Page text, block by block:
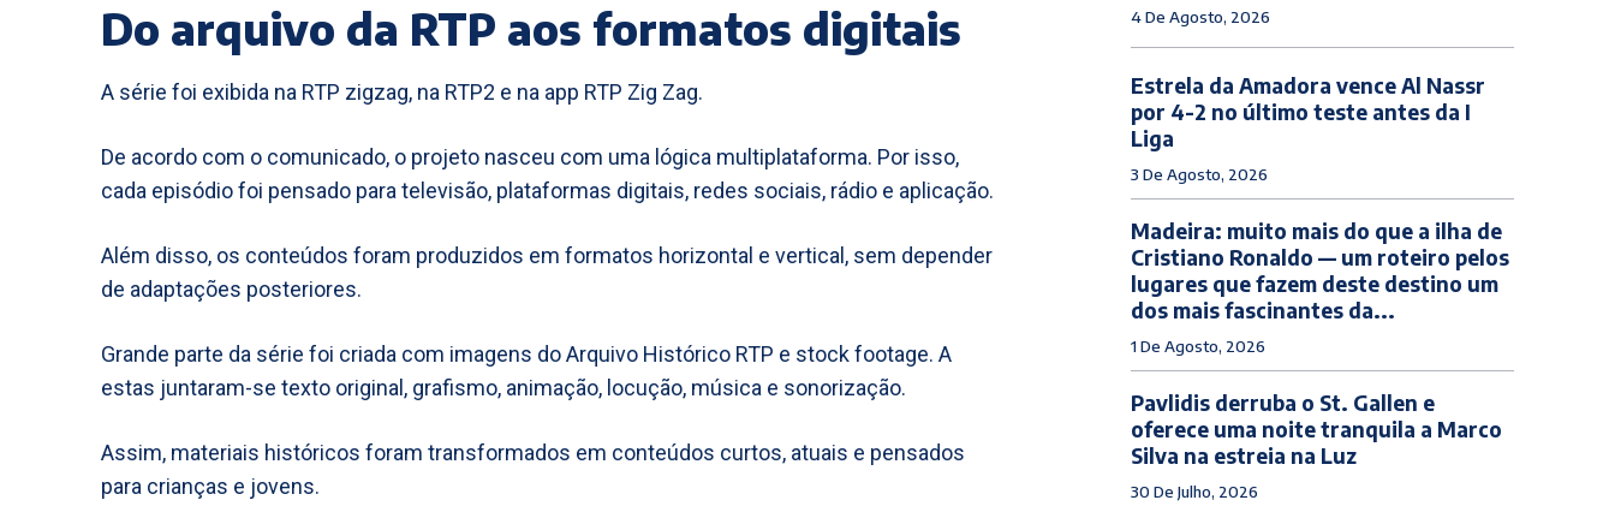
Do arquivo da RTP aos formatos digitais
A série foi exibida na RTP zigzag, na RTP2 e na app RTP Zig Zag.
De acordo com o comunicado, o projeto nasceu com uma lógica multiplataforma. Por isso,
cada episódio foi pensado para televisão, plataformas digitais, redes sociais, rádio e aplicação.
Além disso, os conteúdos foram produzidos em formatos horizontal e vertical, sem depender
de adaptações posteriores.
Grande parte da série foi criada com imagens do Arquivo Histórico RTP e stock footage. A
estas juntaram-se texto original, grafismo, animação, locução, música e sonorização.
Assim, materiais históricos foram transformados em conteúdos curtos, atuais e pensados
para crianças e jovens.
4 De Agosto, 2026
Estrela da Amadora vence Al Nassr
por 4-2 no último teste antes da I
Liga
3 De Agosto, 2026
Madeira: muito mais do que a ilha de
Cristiano Ronaldo — um roteiro pelos
lugares que fazem deste destino um
dos mais fascinantes da...
1 De Agosto, 2026
Pavlidis derruba o St. Gallen e
oferece uma noite tranquila a Marco
Silva na estreia na Luz
30 De Julho, 2026